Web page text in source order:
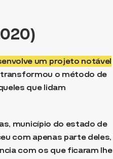
um projeto notável
transformou o método de
que lidam
município do estado de
com apenas parte deles,
com os que ficaram lhe